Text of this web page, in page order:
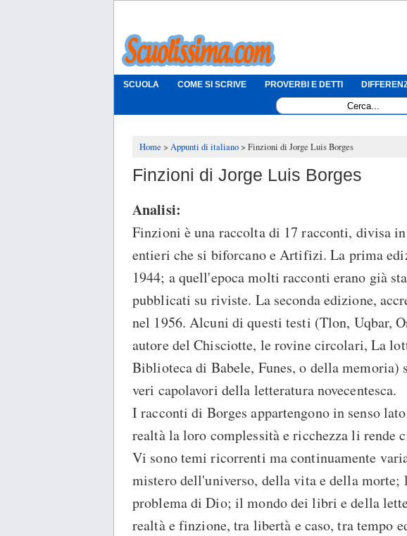
SCUOLA COME SI SCRIVE PROVERBI E DETTI
Home Appunti di italiano Finzioni di Jorge Luis Borges
Finzioni di Jorge Luis Borges
Analisi:
Finzioni è una raccolta di 17 racconti, divisa
entieri che si biforcano e Artifizi. La prima
1944; a quell'epoca molti racconti erano già
pubblicati su riviste. La seconda edizione,
nel 1956. Alcuni di questi testi (Tlon, Uqbar,
autore del Chisciotte, le rovine circolari, La
Biblioteca di Babele, Funes, o della memoria)
veri capolavori della letteratura novecentesca.
I racconti di Borges appartengono in senso
realtà la loro complessità e ricchezza li rende
Vi sono temi ricorrenti ma continuamente
mistero dell'universo, della vita e della
problema di Dio; il mondo dei libri e della
realtà e finzione, tra libertà e caso, tra tempo